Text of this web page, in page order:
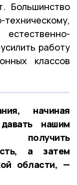
Большинство
работу
классов
начиная
нашим
получить
а затем
области, —